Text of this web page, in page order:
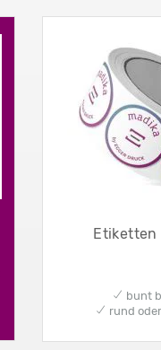
Etiketten
✔ bunt
✔ rund